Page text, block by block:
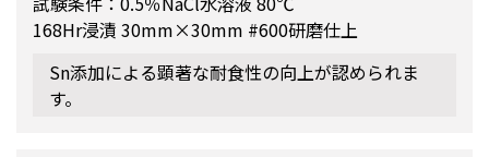
168Hr浸漬 30mm×30mm #600研磨仕上
Sn添加による顕著な耐食性の向上が認められま
す。